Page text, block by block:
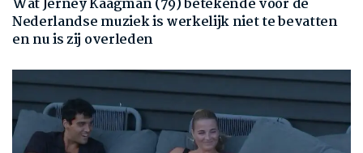
Nederlandse muziek is werkelijk niet te bevatten
en nu is zij overleden